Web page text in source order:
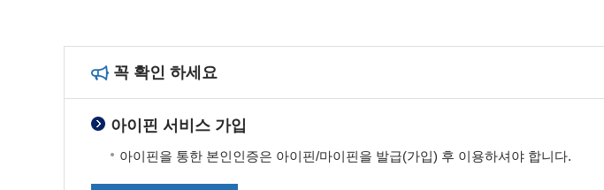
꼭 확인 하세요
아이핀 서비스 가입
아이핀을 통한 본인인증은 아이핀/마이핀을 발급(가입) 후 이용하셔야 합니다.